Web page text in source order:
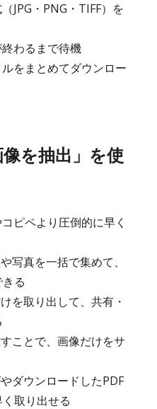
JPG・PNG・TIFF）を
わるまで待機
をまとめてダウンロー
像を抽出」を使
ピペより圧倒的に早く
写真を一括で集めて、
る
を取り出して、共有・
ことで、画像だけをサ
ダウンロードしたPDF
取り出せる